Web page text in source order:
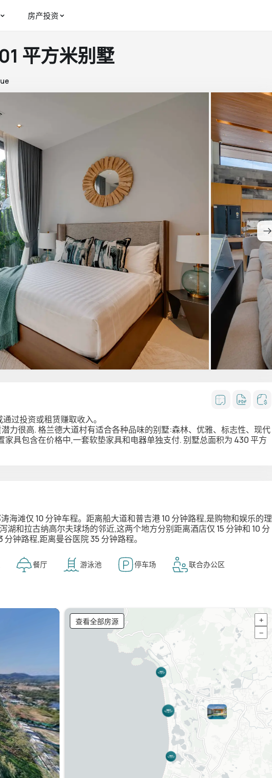
房产投资
平方米别墅
过投资或租赁赚取收入。
力很高. 格兰德大道村有适合各种品味的别墅:森林、优雅、标志性、现代
家具包含在价格中,一套软垫家具和电器单独支付. 别墅总面积为 430 平方
海滩仅 10 分钟车程。距离船大道和普吉港 10 分钟路程,是购物和娱乐的理
和拉古纳高尔夫球场的邻近,这两个地方分别距离酒店仅 15 分钟和 10 分
钟路程,距离曼谷医院 35 分钟路程。
餐厅 游泳池 停车场 联合办公区
查看全部房源
+
−